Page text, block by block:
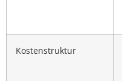
Kostenstruktur